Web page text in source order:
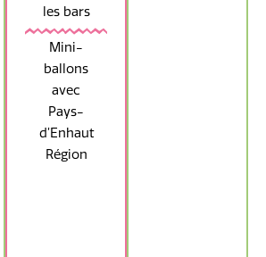
les bars
Mini-
ballons
avec
Pays-
d’Enhaut
Région